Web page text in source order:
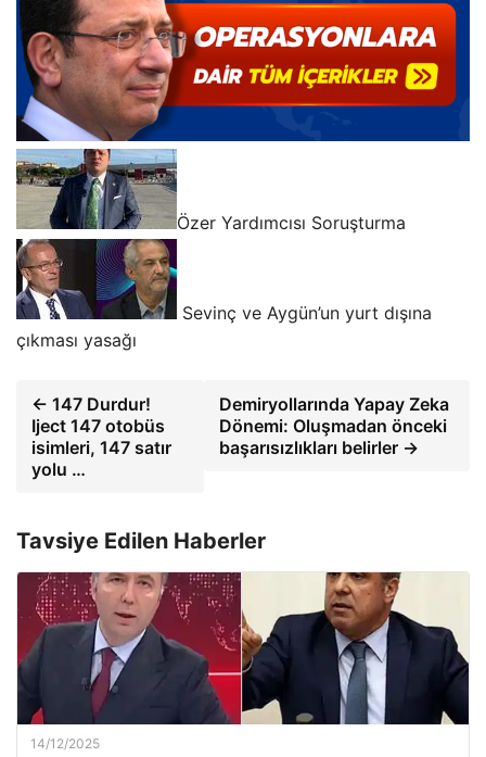
Özer Yardımcısı Soruşturma
Sevinç ve Aygün’un yurt dışına
çıkması yasağı
← 147 Durdur!
Iject 147 otobüs
isimleri, 147 satır
yolu …
Demiryollarında Yapay Zeka
Dönemi: Oluşmadan önceki
başarısızlıkları belirler →
Tavsiye Edilen Haberler
14/12/2025